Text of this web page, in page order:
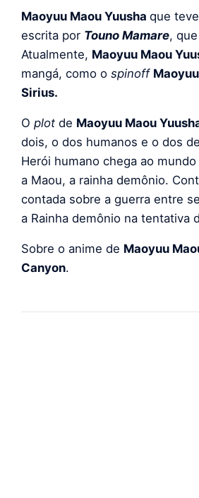
Maoyuu Maou Yuusha que
escrita por Touno Mamare,
Atualmente, Maoyuu Maou
mangá, como o spinoff
Sirius.
O plot de Maoyuu Maou
dois, o dos humanos e o dos
Herói humano chega ao
a Maou, a rainha demônio.
contada sobre a guerra entre
a Rainha demônio na tentativa
Sobre o anime de Maoyuu
Canyon.